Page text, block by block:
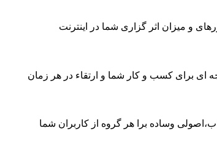
و میزان اثر گزاری شما در اینترنت
ای برای کسب و کار شما و ارتقاء در هر زمان
وساده برا هر گروه از کاربران شما